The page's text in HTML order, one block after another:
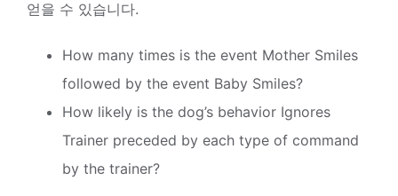
얻을 수 있습니다.
How many times is the event Mother Smiles
followed by the event Baby Smiles?
How likely is the dog’s behavior Ignores
Trainer preceded by each type of command
by the trainer?